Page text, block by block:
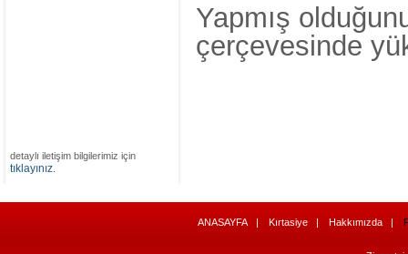
detaylı iletişim bilgilerimiz için
tıklayınız.
Yapmış
çerçevesinde
ANASAYFA Kırtasiye Hakkımızda